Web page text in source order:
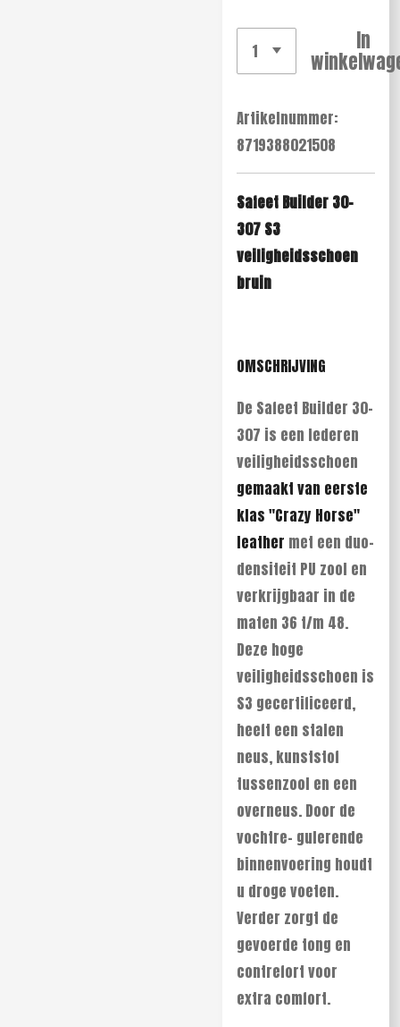
In
Artikelnummer:
8719388021508
Safeet Builder 30-
307 S3
veiligheidsschoen
bruin
OMSCHRIJVING
De Safeet Builder 30-
307 is een lederen
veiligheidsschoen
gemaakt van eerste
klas "Crazy Horse"
leather met een duo-
densiteit PU zool en
verkrijgbaar in de
maten 36 t/m 48.
Deze hoge
veiligheidsschoen is
S3 gecertificeerd,
heeft een stalen
neus, kunststof
tussenzool en een
overneus. Door de
vochtre- gulerende
binnenvoering houdt
u droge voeten.
Verder zorgt de
gevoerde tong en
contrefort voor
extra comfort.